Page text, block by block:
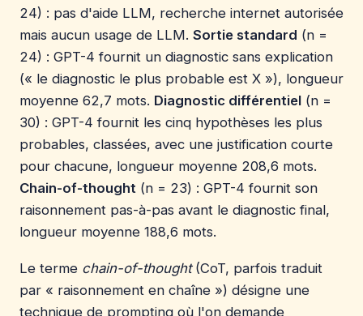
24) : pas d'aide LLM, recherche internet autorisée
mais aucun usage de LLM. Sortie standard (n =
24) : GPT-4 fournit un diagnostic sans explication
(« le diagnostic le plus probable est X »), longueur
moyenne 62,7 mots. Diagnostic différentiel (n =
30) : GPT-4 fournit les cinq hypothèses les plus
probables, classées, avec une justification courte
pour chacune, longueur moyenne 208,6 mots.
Chain-of-thought (n = 23) : GPT-4 fournit son
raisonnement pas-à-pas avant le diagnostic final,
longueur moyenne 188,6 mots.
Le terme chain-of-thought(CoT, parfois traduit
par « raisonnement en chaîne ») désigne une
technique de prompting où l'on demande